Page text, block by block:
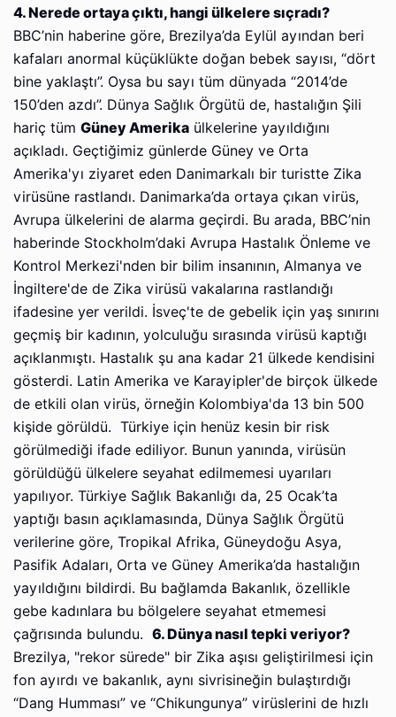
4. Nerede ortaya çıktı, hangi ülkelere sıçradı?
BBC’nin haberine göre, Brezilya’da Eylül ayından beri
kafaları anormal küçüklükte doğan bebek sayısı, “dört
bine yaklaştı”. Oysa bu sayı tüm dünyada “2014’de
150’den azdı”. Dünya Sağlık Örgütü de, hastalığın Şili
hariç tüm Güney Amerika ülkelerine yayıldığını
açıkladı. Geçtiğimiz günlerde Güney ve Orta
Amerika'yı ziyaret eden Danimarkalı bir turistte Zika
virüsüne rastlandı. Danimarka’da ortaya çıkan virüs,
Avrupa ülkelerini de alarma geçirdi. Bu arada, BBC’nin
haberinde Stockholm’daki Avrupa Hastalık Önleme ve
Kontrol Merkezi'nden bir bilim insanının, Almanya ve
İngiltere'de de Zika virüsü vakalarına rastlandığı
ifadesine yer verildi. İsveç'te de gebelik için yaş sınırını
geçmiş bir kadının, yolculuğu sırasında virüsü kaptığı
açıklanmıştı. Hastalık şu ana kadar 21 ülkede kendisini
gösterdi. Latin Amerika ve Karayipler'de birçok ülkede
de etkili olan virüs, örneğin Kolombiya'da 13 bin 500
kişide görüldü. Türkiye için henüz kesin bir risk
görülmediği ifade ediliyor. Bunun yanında, virüsün
görüldüğü ülkelere seyahat edilmemesi uyarıları
yapılıyor. Türkiye Sağlık Bakanlığı da, 25 Ocak’ta
yaptığı basın açıklamasında, Dünya Sağlık Örgütü
verilerine göre, Tropikal Afrika, Güneydoğu Asya,
Pasifik Adaları, Orta ve Güney Amerika’da hastalığın
yayıldığını bildirdi. Bu bağlamda Bakanlık, özellikle
gebe kadınlara bu bölgelere seyahat etmemesi
çağrısında bulundu. 6. Dünya nasıl tepki veriyor?
Brezilya, "rekor sürede" bir Zika aşısı geliştirilmesi için
fon ayırdı ve bakanlık, aynı sivrisineğin bulaştırdığı
“Dang Humması” ve “Chikungunya” virüslerini de hızlı